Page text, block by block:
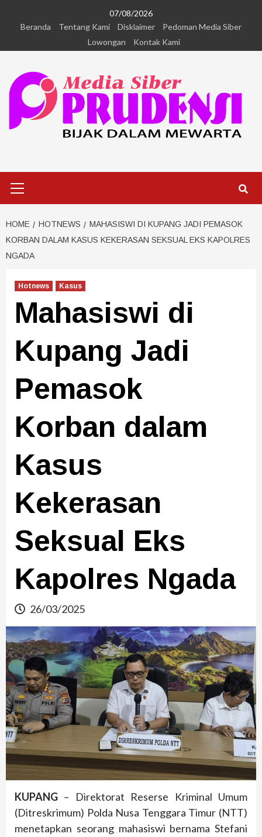
07/08/2026
Beranda
Tentang Kami Disklaimer
Pedoman Media Siber
Lowongan
Kontak Kami
HOME HOTNEWS
MAHASISWI DI KUPANG JADI PEMASOK
KORBAN DALAM KASUS KEKERASAN SEKSUAL EKS KAPOLRES
NGADA
Hotnews Kasus
Mahasiswi di
Kupang Jadi
Pemasok
Korban dalam
Kasus
Kekerasan
Seksual Eks
Kapolres Ngada
26/03/2025
KUPANG – Direktorat Reserse Kriminal Umum
(Ditreskrimum) Polda Nusa Tenggara Timur (NTT)
menetapkan seorang mahasiswi bernama Stefani